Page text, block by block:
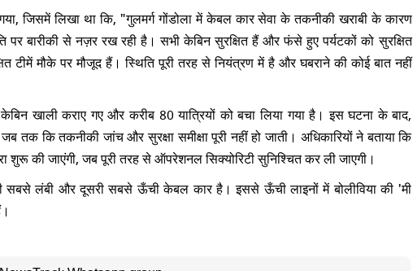
गया, जिसमें लिखा था कि, "गुलमर्ग गोंडोला में केबल कार सेवा के तकनीकी खराबी के कारण
बारीकी से नज़र रख रही है। सभी केबिन सुरक्षित हैं और फंसे हुए पर्यटकों को सुरक्षित
टीमें मौके पर मौजूद हैं। स्थिति पूरी तरह से नियंत्रण में है और घबराने की कोई बात नहीं
खाली कराए गए और करीब 80 यात्रियों को बचा लिया गया है। इस घटना के बाद,
कि तकनीकी जांच और सुरक्षा समीक्षा पूरी नहीं हो जाती। अधिकारियों ने बताया कि
शुरू की जाएंगी, जब पूरी तरह से ऑपरेशनल सिक्योरिटी सुनिश्चित कर ली जाएगी।
सबसे लंबी और दूसरी सबसे ऊँची केबल कार है। इससे ऊँची लाइनों में बोलीविया की 'मी